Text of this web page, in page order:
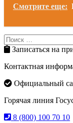
Смотрите еще:
Search
for:Записаться на
Контактная
Официальный
Горячая линия
8 (800) 100 70 10